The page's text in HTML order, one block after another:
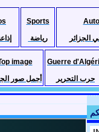
Sports
رياضة
الجزائر
image
أجمل صور
Guerre
حرب التحرير